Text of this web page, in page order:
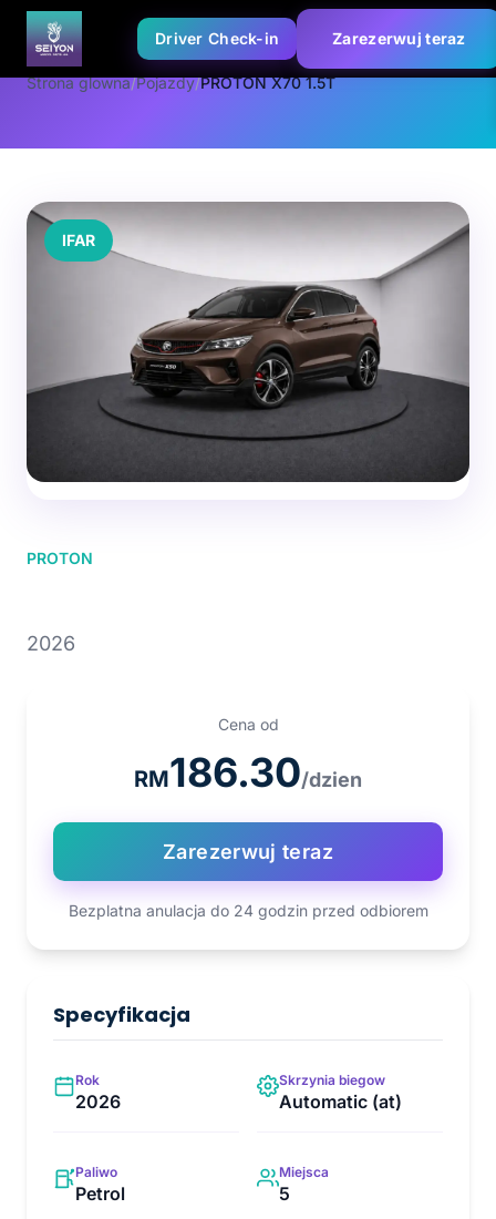
Driver Check-in Zarezerwuj teraz
Strona glowna/Pojazdy/PROTON X70 1.5T
IFAR
PROTON
2026
Cena od
RM186.30/dzien
Zarezerwuj teraz
Bezplatna anulacja do 24 godzin przed odbiorem
Specyfikacja
Rok
2026
Skrzynia biegow
Automatic (at)
Paliwo
Petrol
Miejsca
5